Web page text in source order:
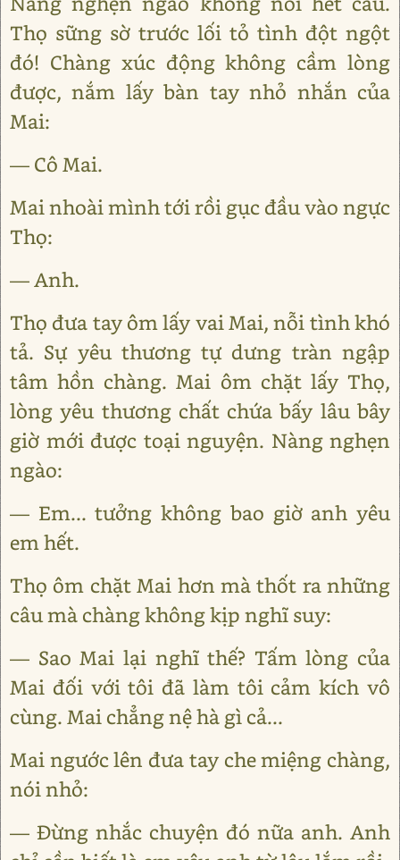
Thọ sững sờ trước lối tỏ tình đột ngột
đó! Chàng xúc động không cầm lòng
được, nắm lấy bàn tay nhỏ nhắn của
Mai:
— Cô Mai.
Mai nhoài mình tới rồi gục đầu vào ngực
Thọ:
— Anh.
Thọ đưa tay ôm lấy vai Mai, nỗi tình khó
tả. Sự yêu thương tự dưng tràn ngập
tâm hồn chàng. Mai ôm chặt lấy Thọ,
lòng yêu thương chất chứa bấy lâu bây
giờ mới được toại nguyện. Nàng nghẹn
ngào:
— Em... tưởng không bao giờ anh yêu
em hết.
Thọ ôm chặt Mai hơn mà thốt ra những
câu mà chàng không kịp nghĩ suy:
— Sao Mai lại nghĩ thế? Tấm lòng của
Mai đối với tôi đã làm tôi cảm kích vô
cùng. Mai chẳng nệ hà gì cả...
Mai ngước lên đưa tay che miệng chàng,
nói nhỏ:
— Đừng nhắc chuyện đó nữa anh. Anh